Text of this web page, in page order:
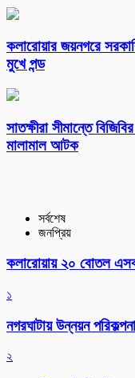
কলারোয়ার জয়নগরে
মুখে পন্ড
সাতক্ষীরা সীমান্তে
মালামাল আটক
সর্বশেষ
জনপ্রিয়
কলারোয়ায় ২০ বোতল
১
নগরঘাটায় উন্নয়ন
২